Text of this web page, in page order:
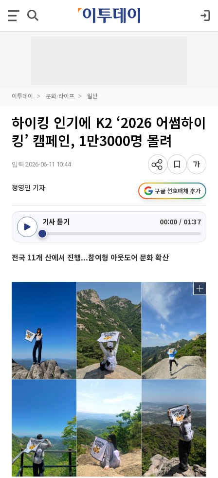
이투데이 문화·라이프 일반
하이킹 인기에 K2 ‘2026 어썸하이
킹’ 캠페인, 1만3000명 몰려
입력 2026-06-11 10:44
정영인 기자 구글 선호매체 추가
기사 듣기 00:00 / 01:37
전국 11개 산에서 진행...참여형 아웃도어 문화 확산